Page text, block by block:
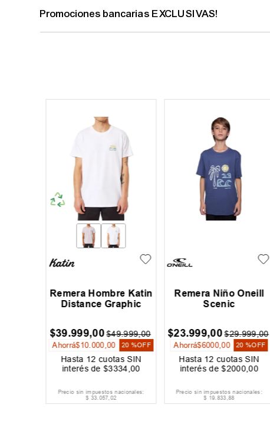
Promociones bancarias EXCLUSIVAS!
Remera Hombre Katin
Distance Graphic
$39.999,00 $49.999,00
Ahorrá$10.000 ,00 20 %OFF
Hasta 12 cuotas SIN
interés de$3334 ,00
Precio sin impuestos nacionales:
$ 33.057,02
Remera Niño Oneill
Scenic
$23.999,00 $29.999,00
Ahorrá$6000,00 20 %OFF
Hasta 12 cuotas SIN
interés de$2000 ,00
Precio sin impuestos nacionales:
$ 19.833,88